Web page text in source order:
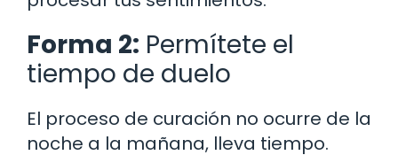
Forma 2: Permítete el
tiempo de duelo
El proceso de curación no ocurre de la
noche a la mañana, lleva tiempo.